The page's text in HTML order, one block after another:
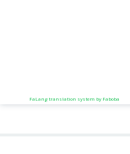
FaLang translation system by Faboba